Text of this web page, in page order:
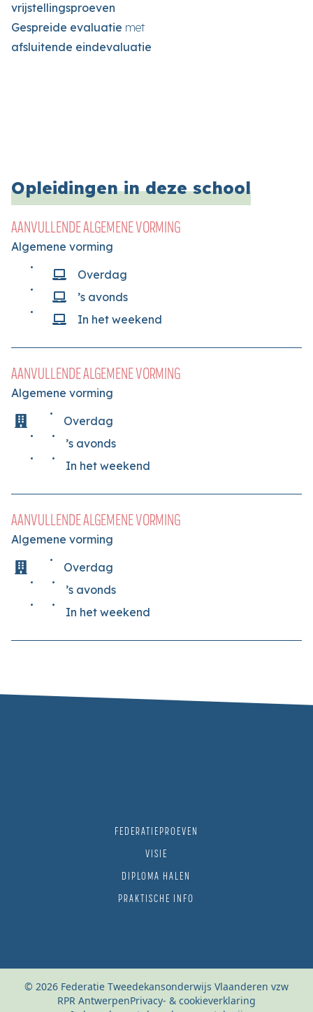
vrijstellingsproeven
Gespreide evaluatie met
afsluitende eindevaluatie
Opleidingen in deze school
AANVULLENDE ALGEMENE VORMING
Algemene vorming
Overdag
’s avonds
In het weekend
AANVULLENDE ALGEMENE VORMING
Algemene vorming
Overdag
’s avonds
In het weekend
AANVULLENDE ALGEMENE VORMING
Algemene vorming
Overdag
’s avonds
In het weekend
FEDERATIEPROEVEN
VISIE
DIPLOMA HALEN
PRAKTISCHE INFO
© 2026 Federatie Tweedekansonderwijs Vlaanderen vzw
RPR AntwerpenPrivacy- & cookieverklaring